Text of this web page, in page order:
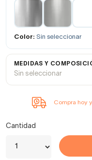
Color: Sin seleccionar
MEDIDAS Y
Sin seleccionar
Compra hoy
Cantidad